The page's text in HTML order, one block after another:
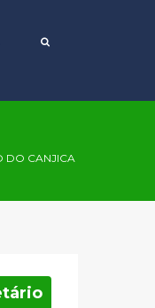
DO CANJICA